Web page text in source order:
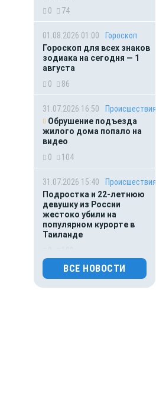
0
74
01.08.2026 01:00
Гороскоп
Гороскоп для всех знаков
зодиака на сегодня — 1
августа
0
86
31.07.2026 16:50
Происшествия
Обрушение подъезда
жилого дома попало на
видео
0
104
31.07.2026 15:40
Происшествия
Подростка и 22-летнюю
девушку из России
жестоко убили на
популярном курорте в
Таиланде
31.07.2026 01:00
Гороскоп
Гороскоп для всех знаков
ВСЕ НОВОСТИ